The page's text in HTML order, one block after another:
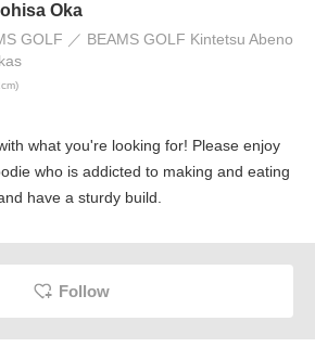
Oka
GOLF
BEAMS GOLF Kintetsu Abeno
what you're looking for! Please enjoy
who is addicted to making and eating
have a sturdy build.
Follow